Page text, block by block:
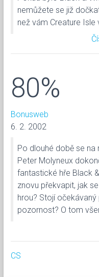
nemůžete se již
než vám Creature Isle
80%
Bonusweb
6. 2. 2002
Po dlouhé době se na
Peter Molyneux
fantastické hře Black
znovu překvapit, jak
hrou? Stojí
pozornost? O tom
CS